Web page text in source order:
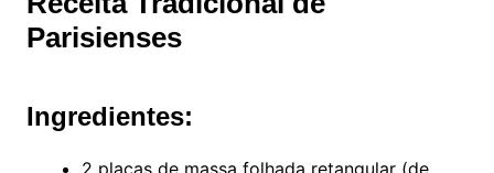
Parisienses
Ingredientes: